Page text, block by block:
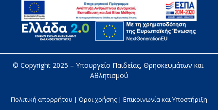
© Copyright 2025 – Υπουργείο Παιδείας, Θρησκευμάτων και
Αθλητισμού
Πολιτική απορρήτου | Όροι χρήσης | Επικοινωνία και Υποστήριξη